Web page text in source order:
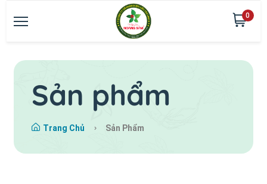
0
Sản phẩm
Trang Chủ Sản Phẩm